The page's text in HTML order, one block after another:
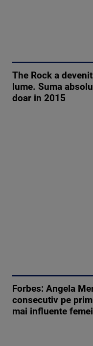
The Rock a
lume. Suma
doar in 2015
Forbes: Angela
consecutiv pe
mai influente